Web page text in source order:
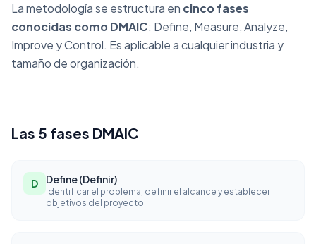
La metodología se estructura en cinco fases
conocidas como DMAIC: Define, Measure, Analyze,
Improve y Control. Es aplicable a cualquier industria y
tamaño de organización.
Las 5 fases DMAIC
D Define (Definir)
Identificar el problema, definir el alcance y establecer
objetivos del proyecto